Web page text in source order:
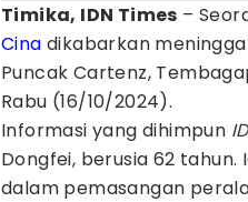
Timika, IDN Times –
Cina dikabarkan
Puncak Cartenz,
Rabu (16/10/2024).
Informasi yang dihimpun
Dongfei, berusia 62
dalam pemasangan